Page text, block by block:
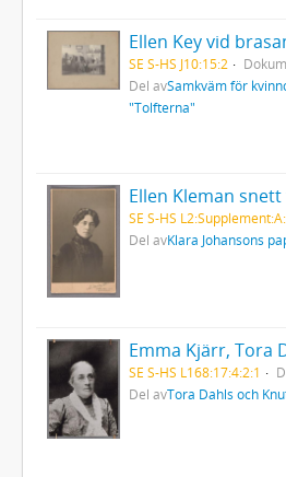
Ellen Key vid
SE S-HS J10:15:2
Del avSamkväm för
"Tolfterna"
SE S-HS
Del avKlara Johansons
Emma Kjärr, Tora
SE S-HS L168:17:4:2:1
Del avTora Dahls och